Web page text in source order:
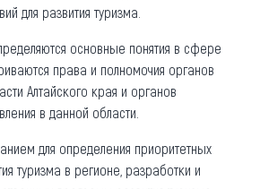
для развития туризма.
основные понятия в сфере
права и полномочия органов
Алтайского края и органов
в данной области.
для определения приоритетных
туризма в регионе, разработки и